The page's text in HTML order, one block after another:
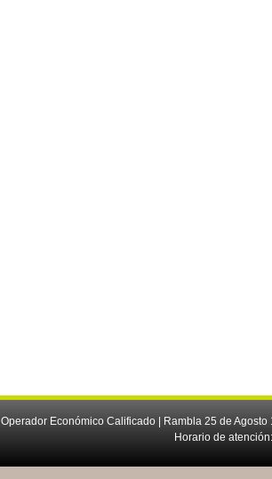
Operador Económico Calificado | Rambla 25 de
Horario de